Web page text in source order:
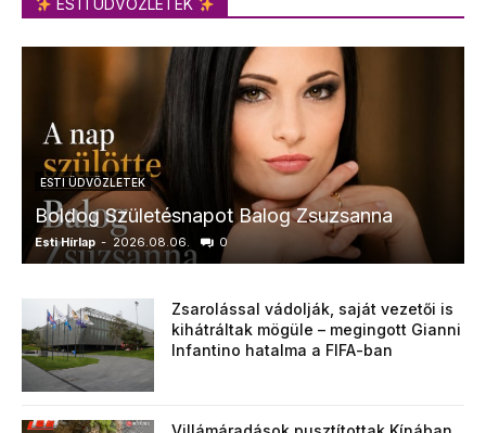
ESTI ÜDVÖZLETEK
ESTI ÜDVÖZLETEK
Boldog Születésnapot Balog Zsuzsanna
Esti Hírlap - 2026.08.06. 0
Zsarolással vádolják, saját vezetői is
kihátráltak mögüle – megingott Gianni
Infantino hatalma a FIFA-ban